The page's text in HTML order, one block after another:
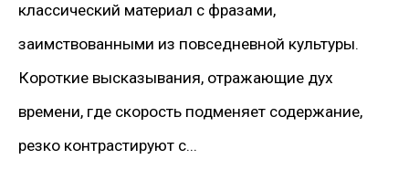
ПОДПИСАТЬСЯ НА НАС
Facebook*
Twitter
Instagram*
Pinterest
классический материал с фразами,
заимствованными из повседневной культуры.
Короткие высказывания, отражающие дух
времени, где скорость подменяет содержание,
резко контрастируют с...